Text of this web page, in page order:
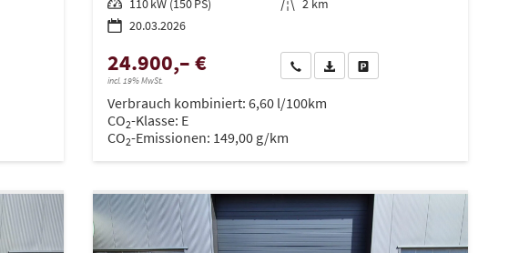
drucken
parken oder vergleichen
Leistung 110 kW (150 PS) Kilometerstand 2 km
20.03.2026
24.900,– €
incl. 19% MwSt.
Wir rufen Sie an
PDF-Datei, Fahrzeugexposé drucken
Drucken, parken oder
Verbrauch kombiniert: 6,60 l/100km
CO2-Klasse: E
CO2-Emissionen: 149,00 g/km